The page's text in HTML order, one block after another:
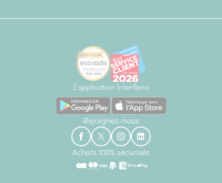
L'application Interflora
Rejoignez-nous
Achats 100% sécurisés